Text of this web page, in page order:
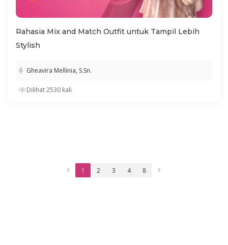
Rahasia Mix and Match Outfit untuk Tampil Lebih
Stylish
Gheavira Mellinia, S.Sn.
Dilihat 2530 kali
1 2 3 4 8